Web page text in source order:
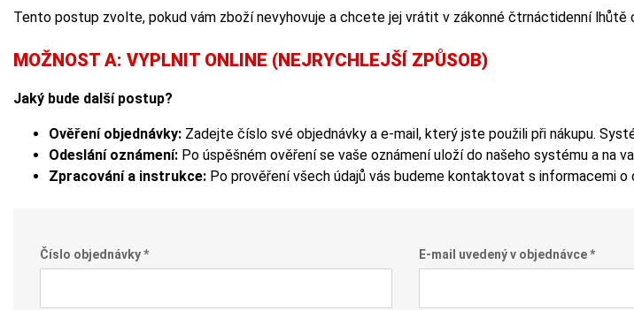
Tento postup zvolte, pokud vám zboží nevyhovuje a chcete jej vrátit v zákonné čtrnáctidenní lhůtě
MOŽNOST A: VYPLNIT ONLINE (NEJRYCHLEJŠÍ ZPŮSOB)
Jaký bude další postup?
Ověření objednávky: Zadejte číslo své objednávky a e-mail, který jste použili při nákupu.
Odeslání oznámení: Po úspěšném ověření se vaše oznámení uloží do našeho systému a na
Zpracování a instrukce: Po prověření všech údajů vás budeme kontaktovat s informacemi
Číslo objednávky * E-mail uvedený v objednávce *